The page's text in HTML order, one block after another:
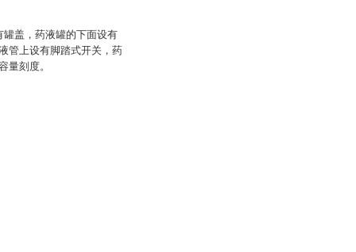
盖，药液罐的下面设有
管上设有脚踏式开关，药
量刻度。